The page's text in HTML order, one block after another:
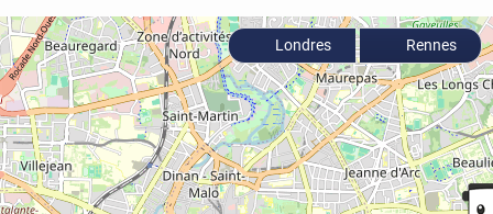
Londres Rennes